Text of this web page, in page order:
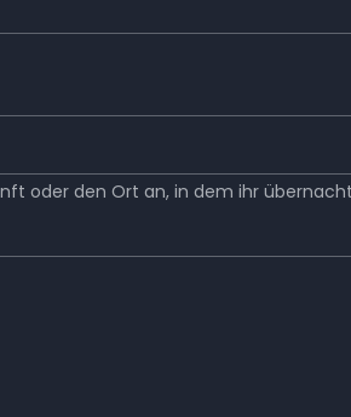
oder den Ort an, in dem ihr